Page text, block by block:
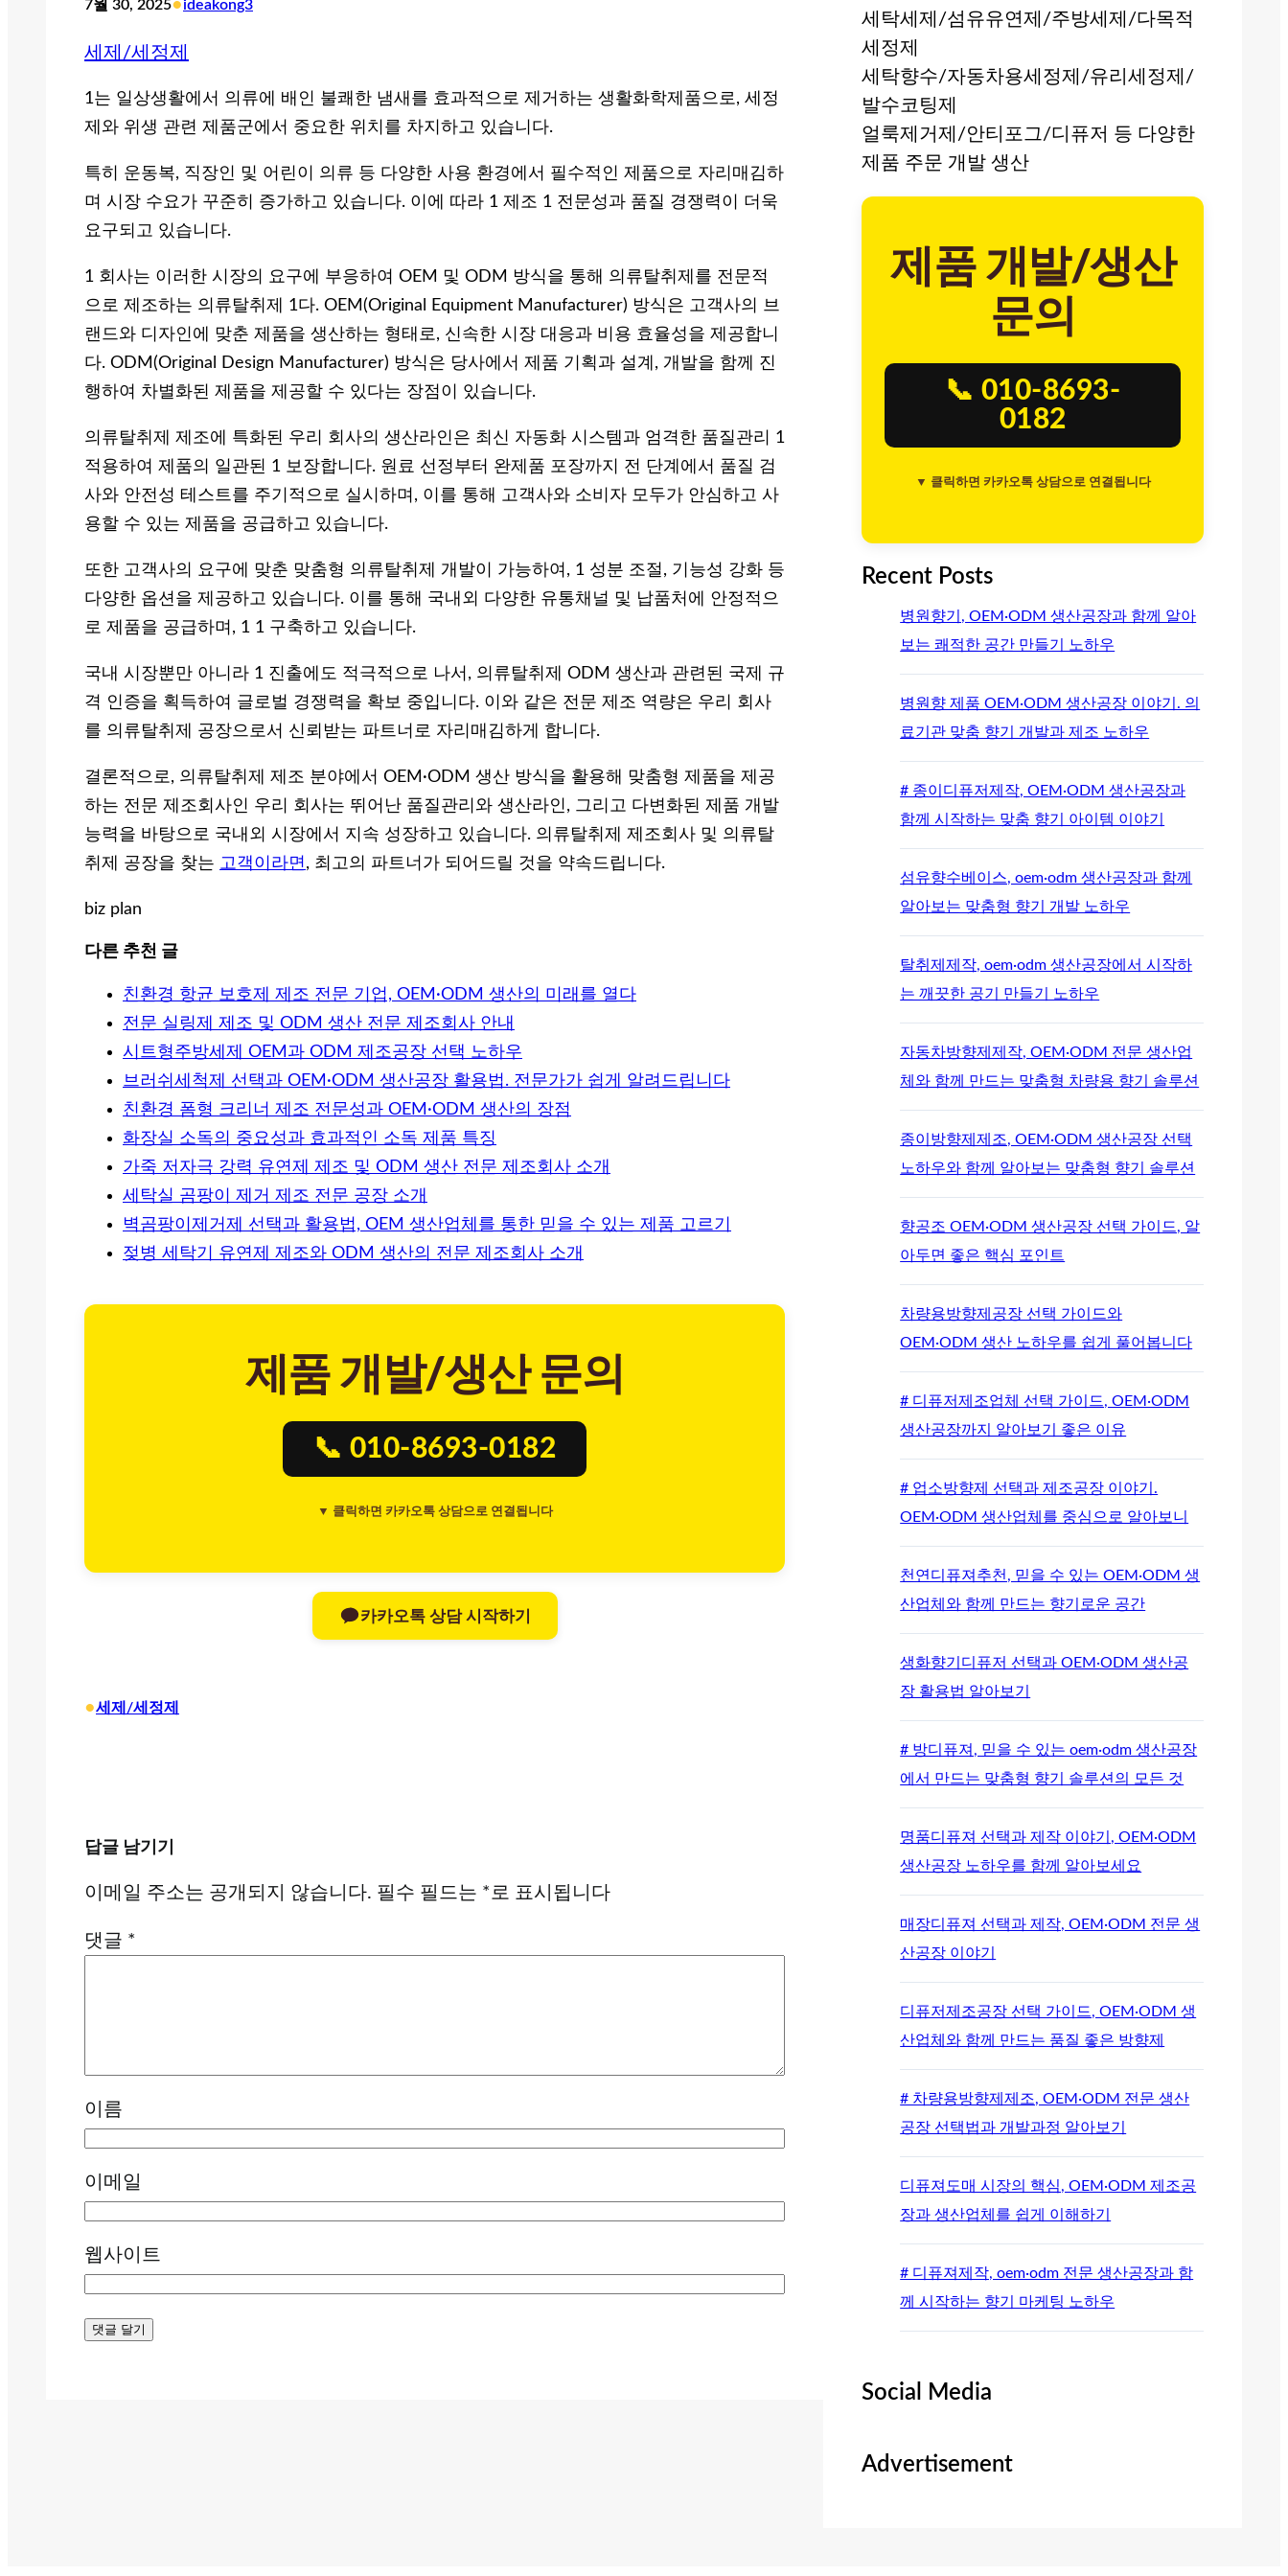
7월 30, 2025•ideakong3
세제/세정제
1는 일상생활에서 의류에 배인 불쾌한 냄새를 효과적으로 제거하는 생활화학제품으로, 세정
제와 위생 관련 제품군에서 중요한 위치를 차지하고 있습니다.
특히 운동복, 직장인 및 어린이 의류 등 다양한 사용 환경에서 필수적인 제품으로 자리매김하
며 시장 수요가 꾸준히 증가하고 있습니다. 이에 따라 1 제조 1 전문성과 품질 경쟁력이 더욱
요구되고 있습니다.
1 회사는 이러한 시장의 요구에 부응하여 OEM 및 ODM 방식을 통해 의류탈취제를 전문적
으로 제조하는 의류탈취제 1다. OEM(Original Equipment Manufacturer) 방식은 고객사의 브
랜드와 디자인에 맞춘 제품을 생산하는 형태로, 신속한 시장 대응과 비용 효율성을 제공합니
다. ODM(Original Design Manufacturer) 방식은 당사에서 제품 기획과 설계, 개발을 함께 진
행하여 차별화된 제품을 제공할 수 있다는 장점이 있습니다.
의류탈취제 제조에 특화된 우리 회사의 생산라인은 최신 자동화 시스템과 엄격한 품질관리 1
적용하여 제품의 일관된 1 보장합니다. 원료 선정부터 완제품 포장까지 전 단계에서 품질 검
사와 안전성 테스트를 주기적으로 실시하며, 이를 통해 고객사와 소비자 모두가 안심하고 사
용할 수 있는 제품을 공급하고 있습니다.
또한 고객사의 요구에 맞춘 맞춤형 의류탈취제 개발이 가능하여, 1 성분 조절, 기능성 강화 등
다양한 옵션을 제공하고 있습니다. 이를 통해 국내외 다양한 유통채널 및 납품처에 안정적으
로 제품을 공급하며, 1 1 구축하고 있습니다.
국내 시장뿐만 아니라 1 진출에도 적극적으로 나서, 의류탈취제 ODM 생산과 관련된 국제 규
격 인증을 획득하여 글로벌 경쟁력을 확보 중입니다. 이와 같은 전문 제조 역량은 우리 회사
를 의류탈취제 공장으로서 신뢰받는 파트너로 자리매김하게 합니다.
결론적으로, 의류탈취제 제조 분야에서 OEM·ODM 생산 방식을 활용해 맞춤형 제품을 제공
하는 전문 제조회사인 우리 회사는 뛰어난 품질관리와 생산라인, 그리고 다변화된 제품 개발
능력을 바탕으로 국내외 시장에서 지속 성장하고 있습니다. 의류탈취제 제조회사 및 의류탈
취제 공장을 찾는 고객이라면, 최고의 파트너가 되어드릴 것을 약속드립니다.
biz plan
다른 추천 글
친환경 항균 보호제 제조 전문 기업, OEM·ODM 생산의 미래를 열다
전문 실링제 제조 및 ODM 생산 전문 제조회사 안내
시트형주방세제 OEM과 ODM 제조공장 선택 노하우
브러쉬세척제 선택과 OEM·ODM 생산공장 활용법. 전문가가 쉽게 알려드립니다
친환경 폼형 크리너 제조 전문성과 OEM·ODM 생산의 장점
화장실 소독의 중요성과 효과적인 소독 제품 특징
가죽 저자극 강력 유연제 제조 및 ODM 생산 전문 제조회사 소개
세탁실 곰팡이 제거 제조 전문 공장 소개
벽곰팡이제거제 선택과 활용법, OEM 생산업체를 통한 믿을 수 있는 제품 고르기
젖병 세탁기 유연제 제조와 ODM 생산의 전문 제조회사 소개
제품 개발/생산 문의
📞 010-8693-0182
▼ 클릭하면 카카오톡 상담으로 연결됩니다
카카오톡 상담 시작하기
•세제/세정제
답글 남기기
이메일 주소는 공개되지 않습니다. 필수 필드는 *로 표시됩니다
댓글 *
이름
이메일
웹사이트
세탁세제/섬유유연제/주방세제/다목적
세정제
세탁향수/자동차용세정제/유리세정제/
발수코팅제
얼룩제거제/안티포그/디퓨저 등 다양한
제품 주문 개발 생산
제품 개발/생산
문의
📞 010-8693-
0182
▼ 클릭하면 카카오톡 상담으로 연결됩니다
Recent Posts
병원향기, OEM·ODM 생산공장과 함께 알아
보는 쾌적한 공간 만들기 노하우
병원향 제품 OEM·ODM 생산공장 이야기. 의
료기관 맞춤 향기 개발과 제조 노하우
# 종이디퓨저제작, OEM·ODM 생산공장과
함께 시작하는 맞춤 향기 아이템 이야기
섬유향수베이스, oem·odm 생산공장과 함께
알아보는 맞춤형 향기 개발 노하우
탈취제제작, oem·odm 생산공장에서 시작하
는 깨끗한 공기 만들기 노하우
자동차방향제제작, OEM·ODM 전문 생산업
체와 함께 만드는 맞춤형 차량용 향기 솔루션
종이방향제제조, OEM·ODM 생산공장 선택
노하우와 함께 알아보는 맞춤형 향기 솔루션
향공조 OEM·ODM 생산공장 선택 가이드, 알
아두면 좋은 핵심 포인트
차량용방향제공장 선택 가이드와
OEM·ODM 생산 노하우를 쉽게 풀어봅니다
# 디퓨저제조업체 선택 가이드, OEM·ODM
생산공장까지 알아보기 좋은 이유
# 업소방향제 선택과 제조공장 이야기.
OEM·ODM 생산업체를 중심으로 알아보니
천연디퓨져추천, 믿을 수 있는 OEM·ODM 생
산업체와 함께 만드는 향기로운 공간
생화향기디퓨저 선택과 OEM·ODM 생산공
장 활용법 알아보기
# 방디퓨져, 믿을 수 있는 oem·odm 생산공장
에서 만드는 맞춤형 향기 솔루션의 모든 것
명품디퓨져 선택과 제작 이야기, OEM·ODM
생산공장 노하우를 함께 알아보세요
매장디퓨져 선택과 제작, OEM·ODM 전문 생
산공장 이야기
디퓨저제조공장 선택 가이드, OEM·ODM 생
산업체와 함께 만드는 품질 좋은 방향제
# 차량용방향제제조, OEM·ODM 전문 생산
공장 선택법과 개발과정 알아보기
디퓨져도매 시장의 핵심, OEM·ODM 제조공
장과 생산업체를 쉽게 이해하기
# 디퓨져제작, oem·odm 전문 생산공장과 함
께 시작하는 향기 마케팅 노하우
Social Media
Advertisement